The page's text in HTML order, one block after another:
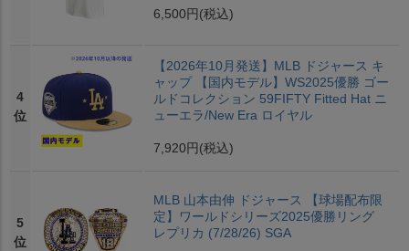
6,500円 (税込)
4
位
【2026年10月発送】MLB ドジャース キ
ャップ 【国内モデル】WS2025優勝 ゴー
ルドコレクション 59FIFTY Fitted Hat ニ
ューエラ/New Era ロイヤル
7,920円 (税込)
5
位
MLB 山本由伸 ドジャース 【球場配布限
定】ワールドシリーズ2025優勝リング
レプリカ (7/28/26) SGA